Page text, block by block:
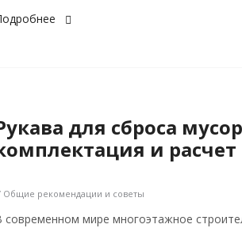
для сброса
и расчет
Общие рекомендации и советы
современном мире многоэтажное